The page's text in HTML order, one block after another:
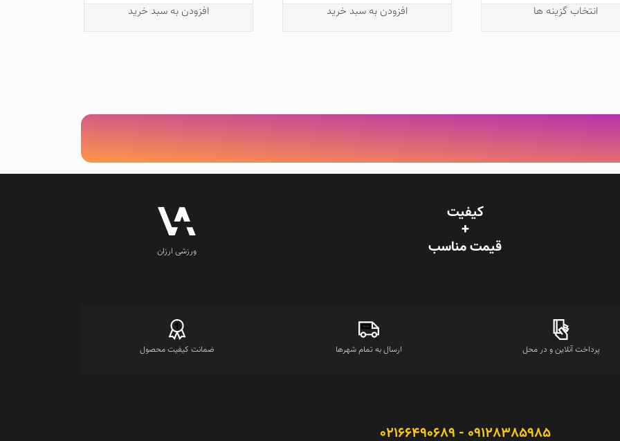
انتخاب گزینه ها افزودن به سبد خرید افزودن به سبد خرید
کیفیت
+
قیمت‌ مناسب ورزشی ارزان
پرداخت آنلاین و در محل ارسال به تمام شهرها ضمانت کیفیت محصول
09128385985 - 02166490689